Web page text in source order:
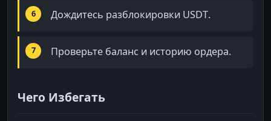
Дождитесь разблокировки USDT.
Проверьте баланс и историю ордера.
Чего Избегать